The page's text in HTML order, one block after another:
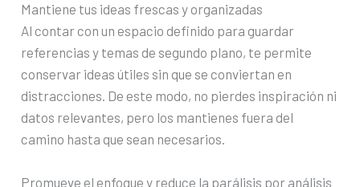
Mantiene tus ideas frescas y organizadas
Al contar con un espacio definido para guardar
referencias y temas de segundo plano, te permite
conservar ideas útiles sin que se conviertan en
distracciones. De este modo, no pierdes inspiración ni
datos relevantes, pero los mantienes fuera del
camino hasta que sean necesarios.
Promueve el enfoque y reduce la parálisis por análisis